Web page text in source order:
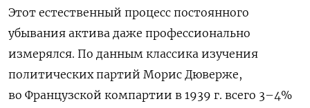
Этот естественный процесс постоянного
убывания актива даже профессионально
измерялся. По данным классика изучения
политических партий Морис Дюверже,
во Французской компартии в 1939 г. всего 3–4%